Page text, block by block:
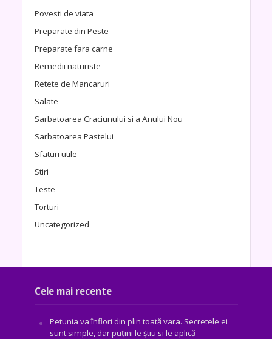
Povesti de viata
Preparate din Peste
Preparate fara carne
Remedii naturiste
Retete de Mancaruri
Salate
Sarbatoarea Craciunului si a Anului Nou
Sarbatoarea Pastelui
Sfaturi utile
Stiri
Teste
Torturi
Uncategorized
Cele mai recente
Petunia va înflori din plin toată vara. Secretele ei
sunt simple, dar puțini le știu si le aplică